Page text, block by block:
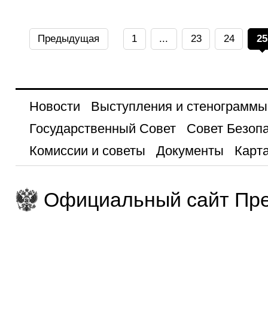
Предыдущая 1 ... 23 24 25
Новости
Выступления и стенограммы
Государственный Совет
Совет
Комиссии и советы
Документы
Официальный сайт